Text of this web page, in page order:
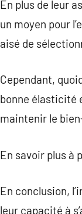
En plus de leur
un moyen pour
aisé de
Cependant,
bonne élasticité
maintenir le
En savoir plus à
En conclusion,
leur capacité à